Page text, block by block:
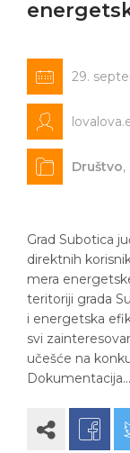
29.
Društvo,
Grad Subotica
direktnih
mera
teritoriji grada
i energetska
svi
učešće na
Dokumentacija…